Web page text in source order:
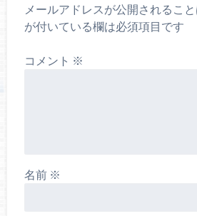
メールアドレスが公開されること
が付いている欄は必須項目です
コメント ※
名前 ※